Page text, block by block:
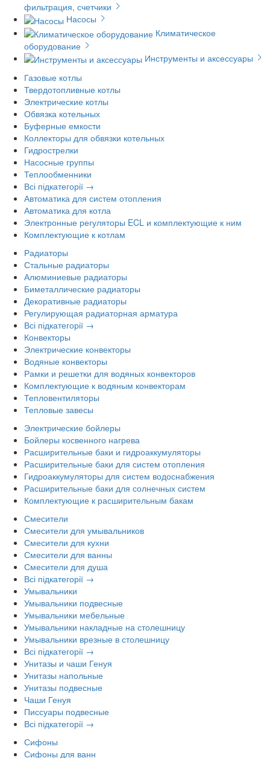
фильтрация, счетчики
Насосы
Климатическое
оборудование
Инструменты и аксессуары
Газовые котлы
Твердотопливные котлы
Электрические котлы
Обвязка котельных
Буферные емкости
Коллекторы для обвязки котельных
Гидрострелки
Насосные группы
Теплообменники
Всі підкатегорії →
Автоматика для систем отопления
Автоматика для котла
Электронные регуляторы ECL и комплектующие к ним
Комплектующие к котлам
Радиаторы
Стальные радиаторы
Алюминиевые радиаторы
Биметаллические радиаторы
Декоративные радиаторы
Регулирующая радиаторная арматура
Всі підкатегорії →
Конвекторы
Электрические конвекторы
Водяные конвекторы
Рамки и решетки для водяных конвекторов
Комплектующие к водяным конвекторам
Тепловентиляторы
Тепловые завесы
Электрические бойлеры
Бойлеры косвенного нагрева
Расширительные баки и гидроаккумуляторы
Расширительные баки для систем отопления
Гидроаккумуляторы для систем водоснабжения
Расширительные баки для солнечных систем
Комплектующие к расширительным бакам
Смесители
Смесители для умывальников
Смесители для кухни
Смесители для ванны
Смесители для душа
Всі підкатегорії →
Умывальники
Умывальники подвесные
Умывальники мебельные
Умывальники накладные на столешницу
Умывальники врезные в столешницу
Всі підкатегорії →
Унитазы и чаши Генуя
Унитазы напольные
Унитазы подвесные
Чаши Генуя
Писсуары подвесные
Всі підкатегорії →
Сифоны
Сифоны для ванн